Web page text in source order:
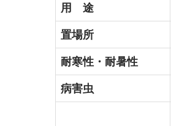
用 途
置場所
耐寒性・耐暑性
病害虫